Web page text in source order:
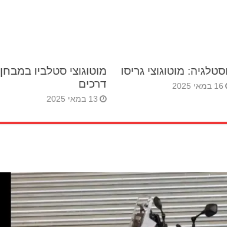
מוטוגוצי גריסו
16 במאי 2025
מוטוגוצי סטלביו במבחן
דרכים
13 במאי 2025